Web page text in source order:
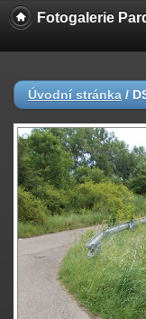
Fotogalerie
Úvodní stránka /